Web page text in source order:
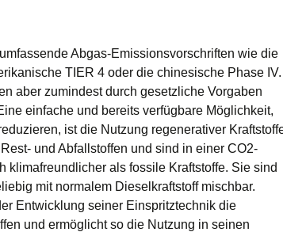
Abgas-Emissionsvorschriften wie die
TIER 4 oder die chinesische Phase IV.
aber zumindest durch gesetzliche Vorgaben
einfache und bereits verfügbare Möglichkeit,
ist die Nutzung regenerativer
und Abfallstoffen und sind in einer CO2-
klimafreundlicher als fossile Kraftstoffe. Sie sind
mit normalem Dieselkraftstoff mischbar.
Entwicklung seiner Einspritztechnik die
und ermöglicht so die Nutzung in seinen